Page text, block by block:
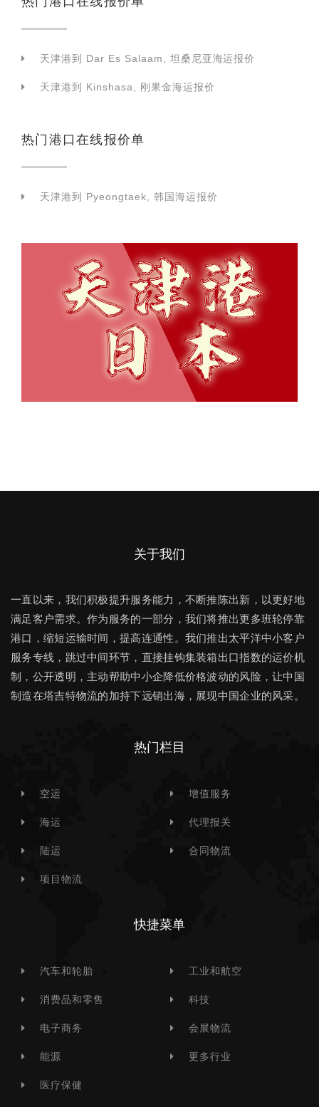
天津港到 Dar Es Salaam, 坦桑尼亚海运报价
天津港到 Kinshasa, 刚果金海运报价
热门港口在线报价单
天津港到 Pyeongtaek, 韩国海运报价
关于我们
一直以来，我们积极提升服务能力，不断推陈出新，以更好地
满足客户需求。作为服务的一部分，我们将推出更多班轮停靠
港口，缩短运输时间，提高连通性。我们推出太平洋中小客户
服务专线，跳过中间环节，直接挂钩集装箱出口指数的运价机
制，公开透明，主动帮助中小企降低价格波动的风险，让中国
制造在塔吉特物流的加持下远销出海，展现中国企业的风采。
热门栏目
空运
海运
陆运
项目物流
增值服务
代理报关
合同物流
快捷菜单
汽车和轮胎
消费品和零售
电子商务
能源
医疗保健
工业和航空
科技
会展物流
更多行业